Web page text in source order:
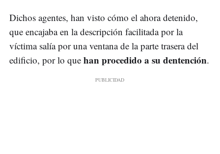
Dichos agentes, han visto cómo el ahora detenido,
que encajaba en la descripción facilitada por la
víctima salía por una ventana de la parte trasera del
edificio, por lo que han procedido a su dentención.